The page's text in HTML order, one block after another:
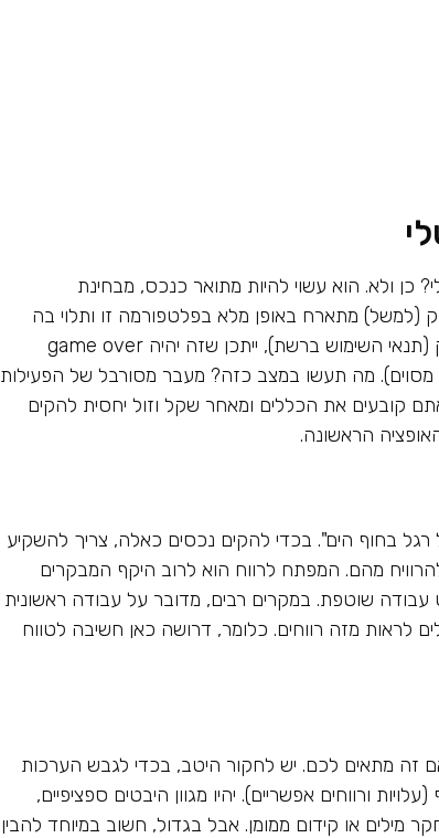
כן ולא. הוא עשוי להיות מתואר כנכס, מבחינת
(למשל) מתארח באופן מלא בפלטפורמה זו ותלוי בה
לחלוטין. אם מחר מרק צוקרברג ישנה את כללי המשחק (תנאי השימוש ברשת), ייתכן שזה יהיה game over
מה תעשו במצב כזה? מעבר מסורבל של הפעילות
את הכללים ומאחר שקל וזול יחסית להקים
הראשונה.
בחוף הים". בכדי להקים נכסים כאלה, צריך להשקיע
מהם. המפתח לרווח הוא לרוב היקף המבקרים
שוטפת. במקרים רבים, מדובר על עבודה ראשונית
לראות מזה רווחים. כלומר, דרושה כאן חשיבה לטווח
זה מתאים לכם. יש לחקור היטב, בכדי לגבש הערכות
ורווחים אפשריים). יהיו מגוון היבטים ספציפיים,
מילים או קידום ממומן. אבל בגדול, חשוב במיוחד להבין